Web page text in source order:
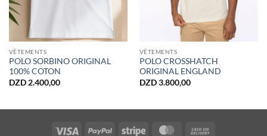
VÊTEMENTS
POLO SORBINO ORIGINAL
100% COTON
DZD2.400,00
VÊTEMENTS
POLO CROSSHATCH
ORIGINAL ENGLAND
DZD3.800,00
Visa PayPal Stripe MasterCard